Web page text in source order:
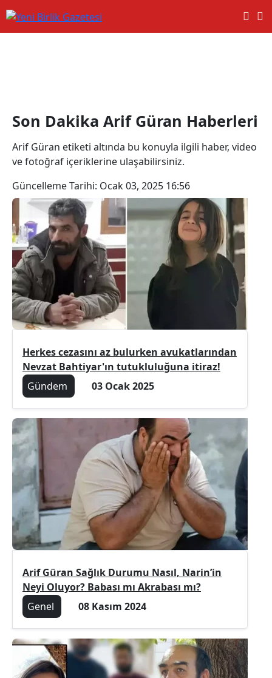
Son Dakika Arif Güran Haberleri
Arif Güran etiketi altında bu konuyla ilgili haber, video
ve fotoğraf içeriklerine ulaşabilirsiniz.
Güncelleme Tarihi: Ocak 03, 2025 16:56
Herkes cezasını az bulurken avukatlarından
Nevzat Bahtiyar'ın tutukluluğuna itiraz!
Gündem
03 Ocak 2025
Arif Güran Sağlık Durumu Nasıl, Narin’in
Neyi Oluyor? Babası mı Akrabası mı?
Genel
08 Kasım 2024